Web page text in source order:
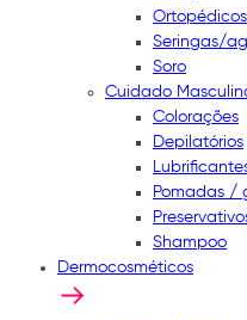
Ortopédicos
Seringas/
Soro
Cuidado
Colorações
Depilatórios
Pomadas /
Shampoo
Dermocosméticos